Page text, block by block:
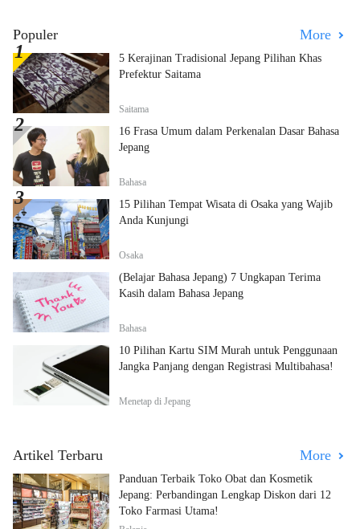
Populer More
5 Kerajinan Tradisional Jepang Pilihan Khas
Prefektur Saitama
Saitama
16 Frasa Umum dalam Perkenalan Dasar Bahasa
Jepang
Bahasa
15 Pilihan Tempat Wisata di Osaka yang Wajib
Anda Kunjungi
Osaka
(Belajar Bahasa Jepang) 7 Ungkapan Terima
Kasih dalam Bahasa Jepang
Bahasa
10 Pilihan Kartu SIM Murah untuk Penggunaan
Jangka Panjang dengan Registrasi Multibahasa!
Menetap di Jepang
Artikel Terbaru More
Panduan Terbaik Toko Obat dan Kosmetik
Jepang: Perbandingan Lengkap Diskon dari 12
Toko Farmasi Utama!